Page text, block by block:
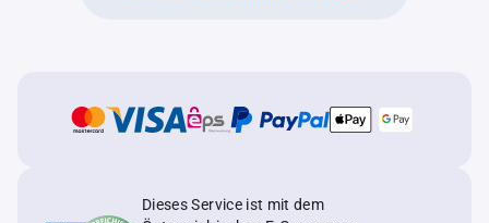
Dieses Service ist mit dem